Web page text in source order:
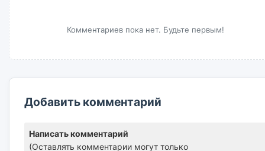
Комментариев пока нет. Будьте первым!
Добавить комментарий
Написать комментарий
(Оставлять комментарии могут только